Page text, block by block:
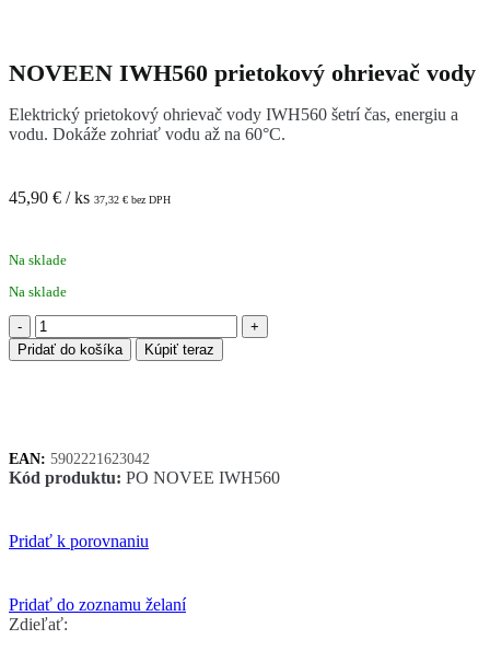
NOVEEN IWH560 prietokový ohrievač vody
Elektrický prietokový ohrievač vody IWH560 šetrí čas, energiu a
vodu. Dokáže zohriať vodu až na 60°C.
45,90 € / ks 37,32 € bez DPH
Na sklade
Na sklade
množstvo
NOVEEN
IWH560
Pridať do košíka Kúpiť teraz
EAN: 5902221623042
Kód produktu: PO NOVEE IWH560
Pridať k porovnaniu
Pridať do zoznamu želaní
Zdieľať: